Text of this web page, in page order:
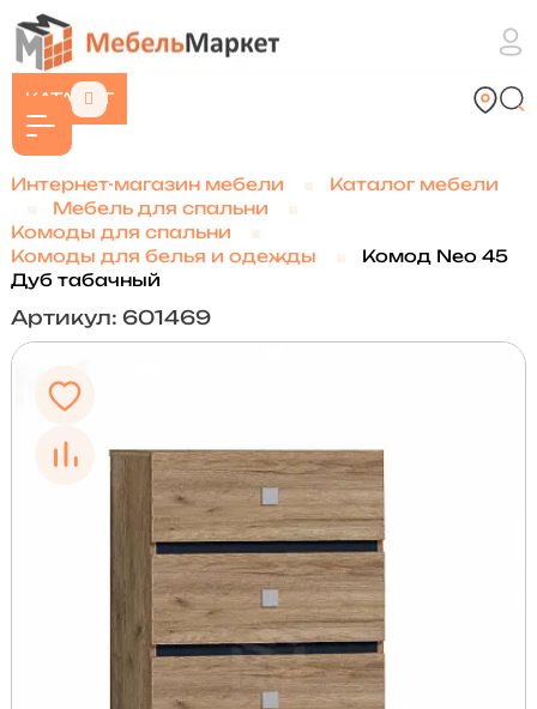
КАТАЛОГ
Интернет-магазин мебели
Каталог мебели
Мебель для спальни
Комоды для спальни
Комоды для белья и одежды
Комод Neo 45
Дуб табачный
Артикул: 601469